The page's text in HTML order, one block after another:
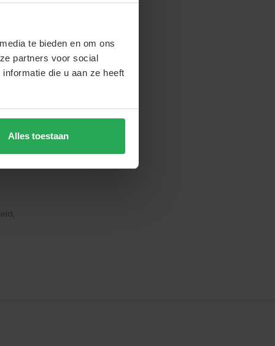
te bieden en om ons
partners voor social
die u aan ze heeft
Alles toestaan